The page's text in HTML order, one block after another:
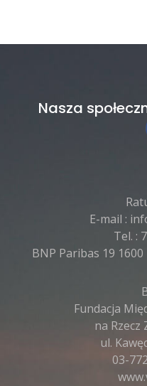
Nasza
E-mail :
Tel. :
BNP Paribas 19
Fundacja
na Rzecz
ul.
03-